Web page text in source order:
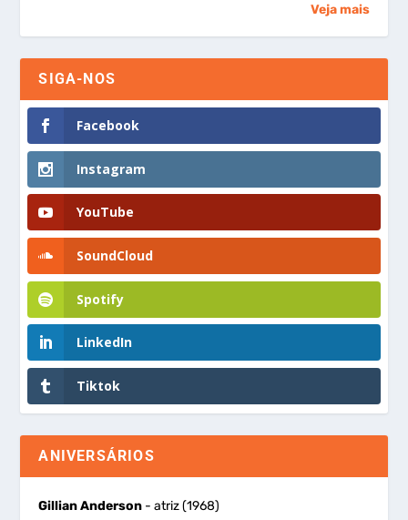
Veja mais
SIGA-NOS
Facebook
Instagram
YouTube
SoundCloud
Spotify
LinkedIn
Tiktok
ANIVERSÁRIOS
Gillian Anderson - atriz (1968)